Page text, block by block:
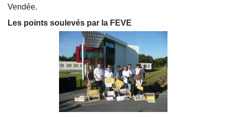
Vendée.
Les points soulevés par la FEVE